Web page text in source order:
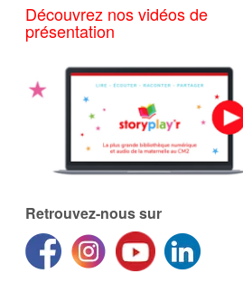
Découvrez nos vidéos de
présentation
Retrouvez-nous sur